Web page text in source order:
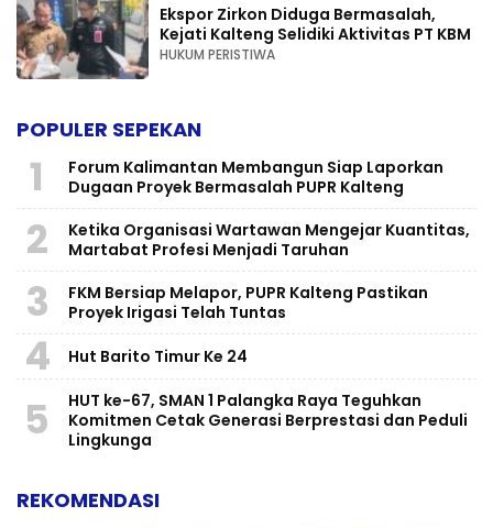
Ekspor Zirkon Diduga Bermasalah,
Kejati Kalteng Selidiki Aktivitas PT KBM
HUKUM PERISTIWA
POPULER SEPEKAN
1
Forum Kalimantan Membangun Siap Laporkan
Dugaan Proyek Bermasalah PUPR Kalteng
2
Ketika Organisasi Wartawan Mengejar Kuantitas,
Martabat Profesi Menjadi Taruhan
3
FKM Bersiap Melapor, PUPR Kalteng Pastikan
Proyek Irigasi Telah Tuntas
4 Hut Barito Timur Ke 24
5
HUT ke-67, SMAN 1 Palangka Raya Teguhkan
Komitmen Cetak Generasi Berprestasi dan Peduli
Lingkunga
REKOMENDASI